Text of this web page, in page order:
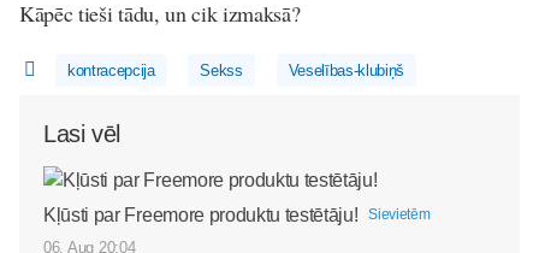
Kāpēc tieši tādu, un cik izmaksā?
kontracepcija Sekss Veselības-klubiņš
Lasi vēl
Kļūsti par Freemore produktu testētāju! Sievietēm
06. Aug 20:04